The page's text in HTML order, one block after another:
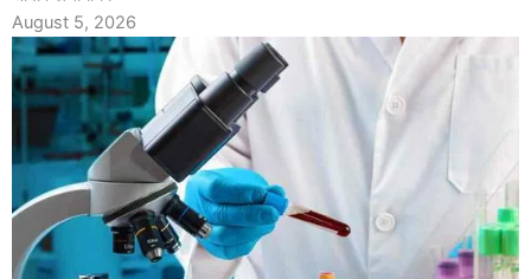
August 5, 2026